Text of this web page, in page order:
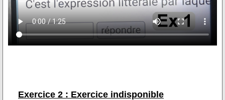
Exercice 2 : Exercice indisponible